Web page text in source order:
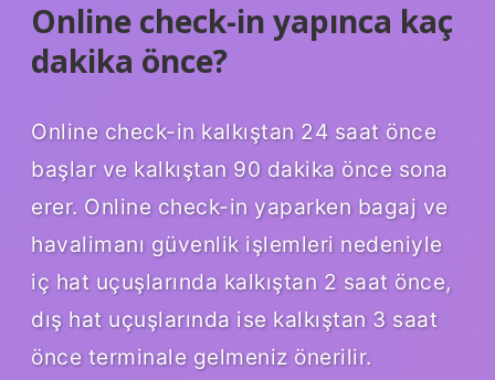
Online check-in yapınca kaç
dakika önce?
Online check-in kalkıştan 24 saat önce
başlar ve kalkıştan 90 dakika önce sona
erer. Online check-in yaparken bagaj ve
havalimanı güvenlik işlemleri nedeniyle
iç hat uçuşlarında kalkıştan 2 saat önce,
dış hat uçuşlarında ise kalkıştan 3 saat
önce terminale gelmeniz önerilir.